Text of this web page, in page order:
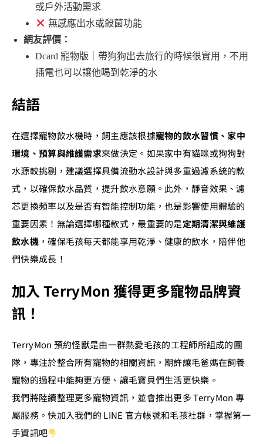
或戶外活動需求
無感應出水或殺菌功能
網友評價：
Dcard 寵物版｜帶狗狗出去旅行的時候很實用，不用
插電也可以讓他喝到乾淨的水
結語
在選擇寵物飲水機時，飼主應該根據寵物的飲水習慣、家中
環境、預算與維護需求來做決定。如果家中有貓咪或狗狗對
水源較挑剔，建議選擇具備流動水設計與多重過濾系統的款
式，以確保飲水品質，提升飲水意願。此外，靜音效果、濾
芯更換頻率以及是否有智能控制功能，也是影響使用體驗的
重要因素！無論選擇哪種款式，最重要的是定期清潔與維護
飲水機，確保毛孩每天都能享用乾淨、健康的飲水，陪伴他
們快樂成長！
加入 TerryMon 獲得更多寵物品牌資
訊！
TerryMon 預約怪獸是由一群熱愛毛孩的工程師所組成的團
隊，專注於整合所有寵物的相關資訊，期許讓毛爸媽在飼養
寵物的過程中能夠更方便、讓毛寶貝們生活更快樂。
我們將陸續整理更多寵物資訊，並會推出更多 TerryMon 專
屬服務。快加入我們的 LINE 官方帳號和毛孩社群，掌握第一
手資訊吧